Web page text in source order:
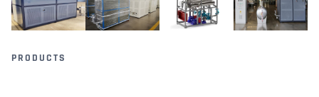
PRODUCTS